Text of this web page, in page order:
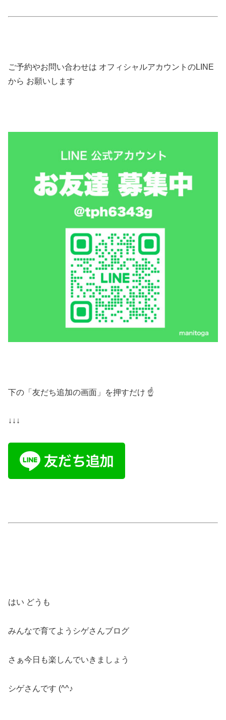
ご予約やお問い合わせは オフィシャルアカウントのLINE
から お願いします
下の「友だち追加の画面」を押すだけ ☝️
↓↓↓
はい どうも
みんなで育てようシゲさんブログ
さぁ今日も楽しんでいきましょう
シゲさんです (^^♪